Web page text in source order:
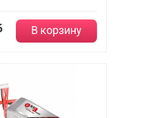
В корзину